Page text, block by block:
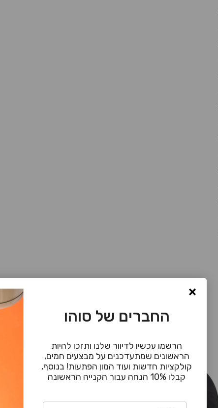
עגלת הקניות שלך ריקה
החברים של סוהו
הרשמו עכשיו לדיוור שלנו ותזכו להיות
הראשונים שמתעדכנים על מבצעים חמים,
קולקציות חדשות ועוד המון הפתעות! בנוסף,
קבלו 10% הנחה עבור הקנייה הראשונה